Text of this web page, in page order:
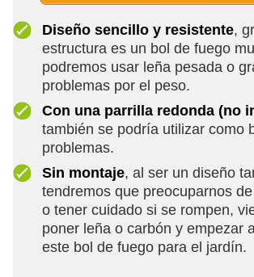
Diseño sencillo y resistente,
estructura es un bol de fuego
podremos usar leña pesada o
problemas por el peso.
Con una parrilla redonda (no
también se podría utilizar como
problemas.
Sin montaje, al ser un diseño
tendremos que preocuparnos
o tener cuidado si se rompen,
poner leña o carbón y empezar
este bol de fuego para el jardín.